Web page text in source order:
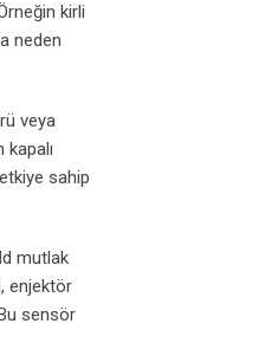
kirli
neden
veya
sahip
mutlak
enjektör
sensör